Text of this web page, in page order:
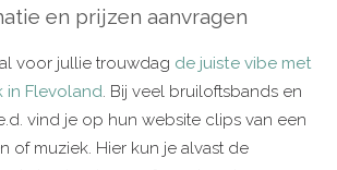
en prijzen aanvragen
voor jullie trouwdag de juiste vibe met
in Flevoland. Bij veel bruiloftsbands en
vind je op hun website clips van een
of muziek. Hier kun je alvast de